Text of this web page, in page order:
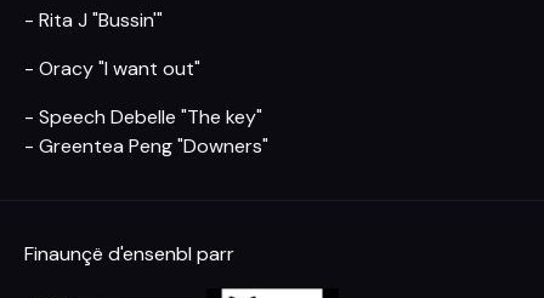
- Rita J "Bussin'"
- Oracy "I want out"
- Speech Debelle "The key"
- Greentea Peng "Downers"
Finaunçë d'ensenbl parr